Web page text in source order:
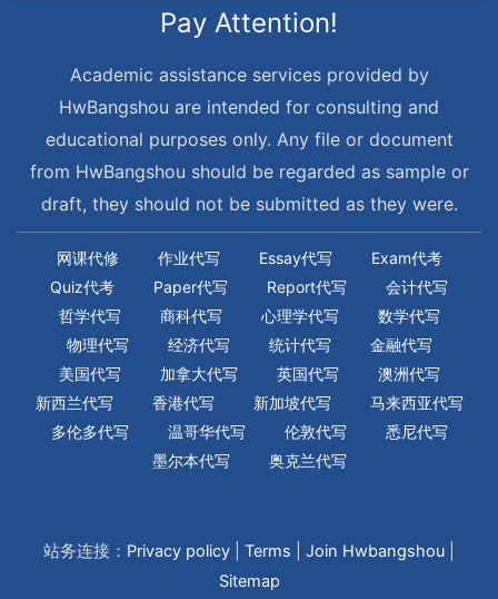
Pay Attention!
Academic assistance services provided by
HwBangshou are intended for consulting and
educational purposes only. Any file or document
from HwBangshou should be regarded as sample or
draft, they should not be submitted as they were.
网课代修 作业代写 Essay代写
Exam代考
Quiz代考
Paper代写 Report代写
会计代写
哲学代写
商科代写 心理学代写
数学代写
物理代写
经济代写 统计代写
金融代写
美国代写
加拿大代写 英国代写
澳洲代写
新西兰代写
香港代写 新加坡代写
马来西亚代写
多伦多代写
温哥华代写 伦敦代写
悉尼代写
墨尔本代写
奥克兰代写
站务连接： Privacy policy Terms Join Hwbangshou
Sitemap